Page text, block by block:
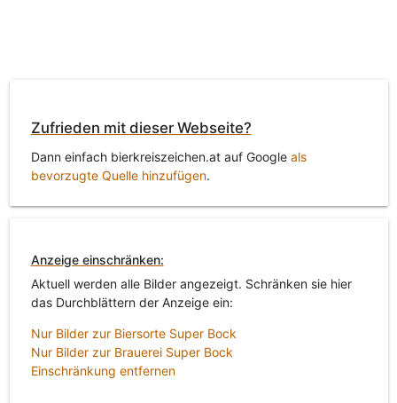
Zufrieden mit dieser Webseite?
Dann einfach bierkreiszeichen.at auf Google als
bevorzugte Quelle hinzufügen.
Anzeige einschränken:
Aktuell werden alle Bilder angezeigt. Schränken sie hier
das Durchblättern der Anzeige ein:
Nur Bilder zur Biersorte Super Bock
Nur Bilder zur Brauerei Super Bock
Einschränkung entfernen